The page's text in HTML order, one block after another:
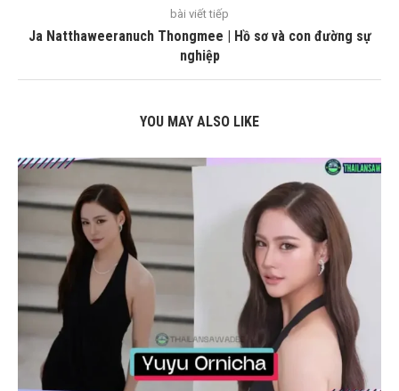
bài viết tiếp
Ja Natthaweeranuch Thongmee | Hồ sơ và con đường sự
nghiệp
YOU MAY ALSO LIKE